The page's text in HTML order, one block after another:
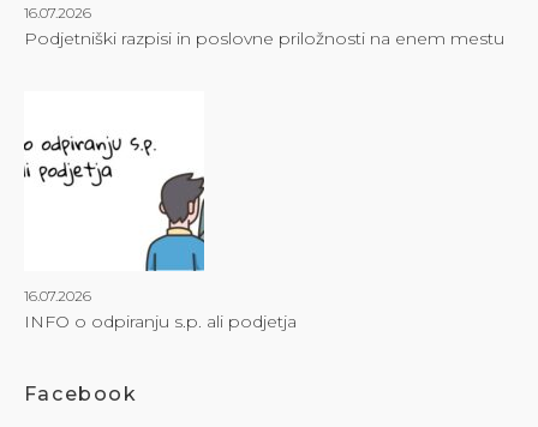
16.07.2026
Podjetniški razpisi in poslovne priložnosti na enem mestu
16.07.2026
INFO o odpiranju s.p. ali podjetja
Facebook